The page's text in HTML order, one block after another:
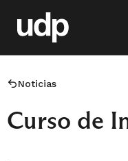
Noticias
Curso de